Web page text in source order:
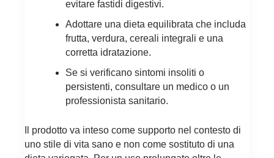
evitare fastidi digestivi.
Adottare una dieta equilibrata che includa
frutta, verdura, cereali integrali e una
corretta idratazione.
Se si verificano sintomi insoliti o
persistenti, consultare un medico o un
professionista sanitario.
Il prodotto va inteso come supporto nel contesto di
uno stile di vita sano e non come sostituto di una